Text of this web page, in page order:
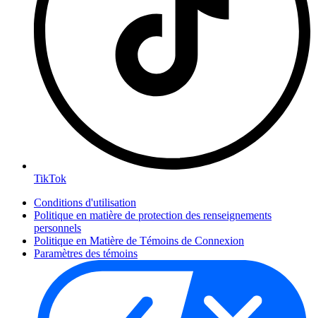
TikTok
Conditions d'utilisation
Politique en matière de protection des renseignements
personnels
Politique en Matière de Témoins de Connexion
Paramètres des témoins